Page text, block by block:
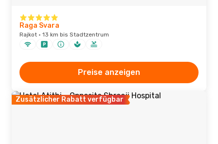
Raga Svara
Rajkot · 13 km bis Stadtzentrum
Preise anzeigen
Zusätzlicher Rabatt verfügbar